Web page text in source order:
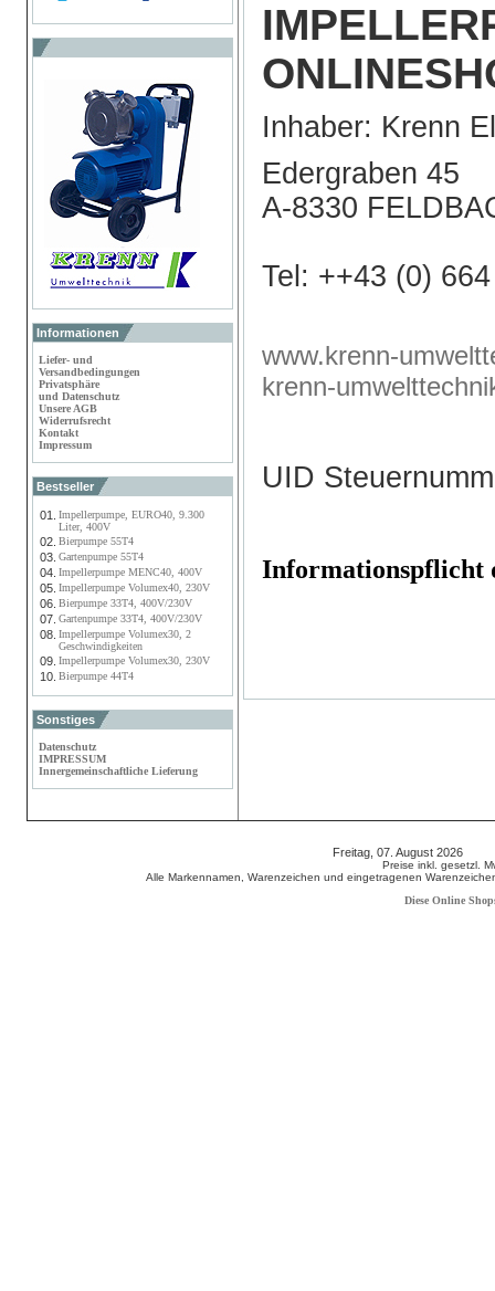
Informationen
Liefer- und
Versandbedingungen
Privatsphäre
und Datenschutz
Unsere AGB
Widerrufsrecht
Kontakt
Impressum
Bestseller
01.
Impellerpumpe, EURO40, 9.300
Liter, 400V
02. Bierpumpe 55T4
03. Gartenpumpe 55T4
04. Impellerpumpe MENC40, 400V
05. Impellerpumpe Volumex40, 230V
06. Bierpumpe 33T4, 400V/230V
07. Gartenpumpe 33T4, 400V/230V
08. Impellerpumpe Volumex30, 2
Geschwindigkeiten
09. Impellerpumpe Volumex30, 230V
10. Bierpumpe 44T4
Sonstiges
Datenschutz
IMPRESSUM
Innergemeinschaftliche Lieferung
Inhaber: Krenn
Edergraben 45
A-8330
Tel: ++43 (0)
www.krenn-
krenn-
UID
Informationspflicht
Freitag, 07. August 2026
Preise inkl. gesetzl.
Alle Markennamen, Warenzeichen und eingetragenen
Diese Online